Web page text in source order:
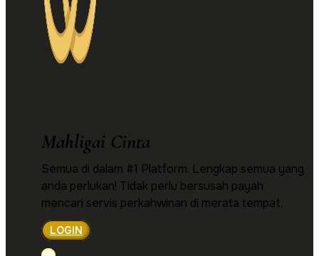
Mahligai Cinta
Semua di dalam #1 Platform. Lengkap semua yang
anda perlukan! Tidak perlu bersusah payah
mencari servis perkahwinan di merata tempat.
LOGIN